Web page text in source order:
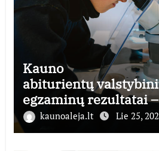
Kauno
abiturientų
egzaminų rezultatai
šalyjekaunoaleja.lt Lie 25,